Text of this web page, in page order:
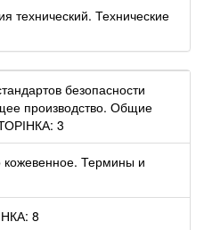
технический. Технические
безопасности
производство. Общие
3
Термины и
8